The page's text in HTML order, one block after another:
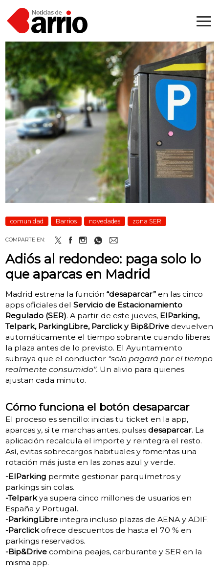
comunidad Barrios novedades zona SER
COMPARTE EN:
Adiós al redondeo: paga solo lo
que aparcas en Madrid
Madrid estrena la función “desaparcar”en las cinco
apps oficiales del Servicio de Estacionamiento
Regulado (SER). A partir de este jueves, ElParking,
Telpark, ParkingLibre, Parclick y Bip&Drivedevuelven
automáticamente el tiempo sobrante cuando liberas
la plaza antes de lo previsto. El Ayuntamiento
subraya que el conductor “solo pagará por el tiempo
realmente consumido”. Un alivio para quienes
ajustan cada minuto.
Cómo funciona el botón desaparcar
El proceso es sencillo: inicias tu ticket en la app,
aparcas y, si te marchas antes, pulsas desaparcar. La
aplicación recalcula el importe y reintegra el resto.
Así, evitas sobrecargos habituales y fomentas una
rotación más justa en las zonas azul y verde.
-ElParking permite gestionar parquímetros y
parkings sin colas.
-Telparkya supera cinco millones de usuarios en
España y Portugal.
-ParkingLibreintegra incluso plazas de AENA y ADIF.
-Parclickofrece descuentos de hasta el 70 % en
parkings reservados.
-Bip&Drivecombina peajes, carburante y SER en la
misma app.